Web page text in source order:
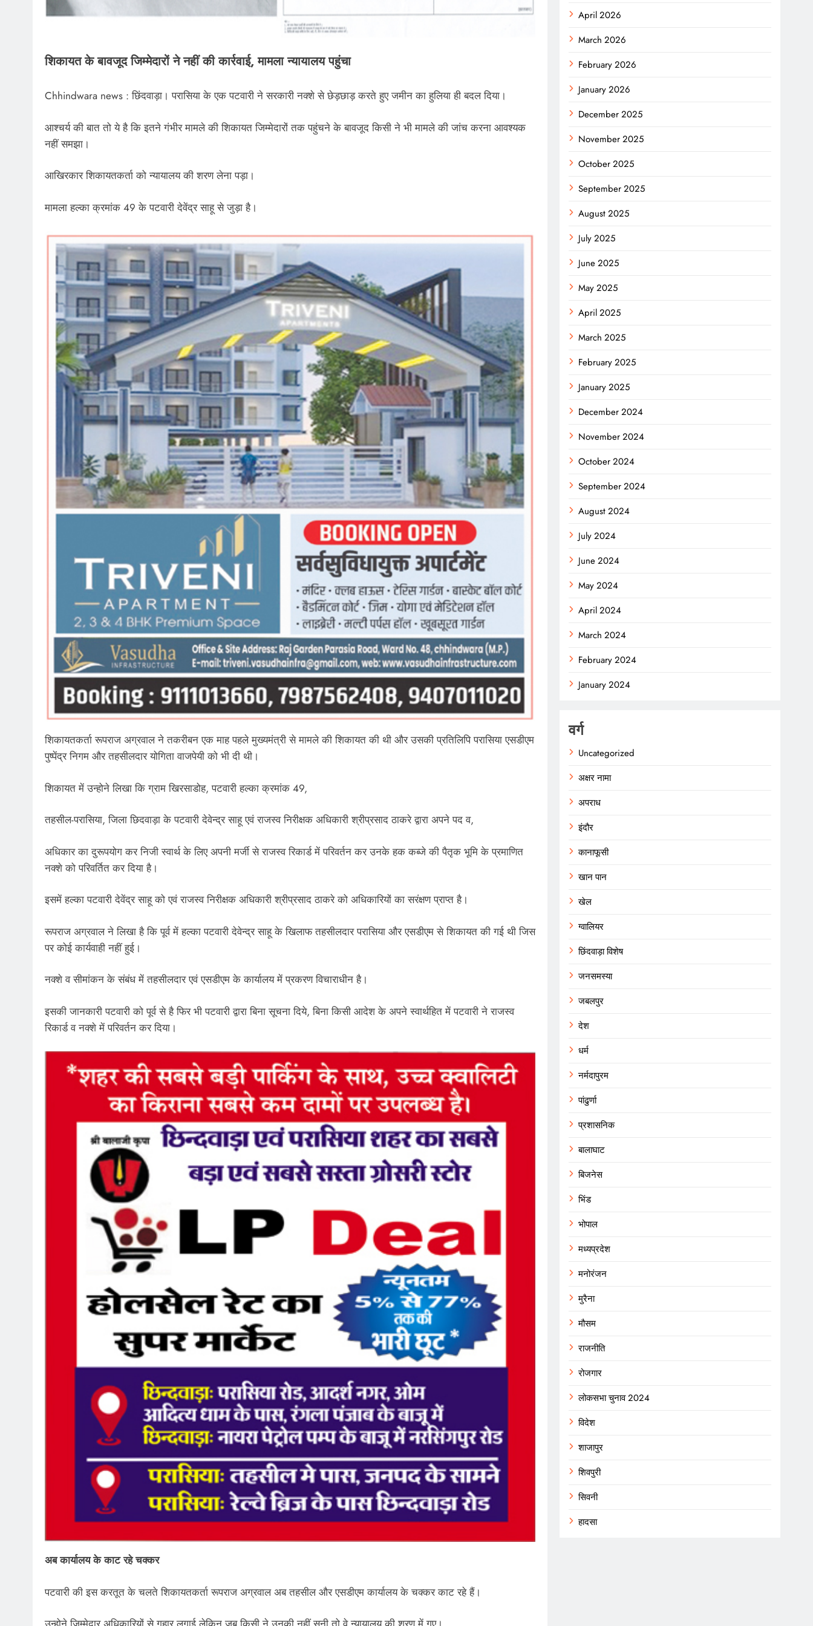
शिकायत के बावजूद जिम्मेदारों ने नहीं की कार्रवाई, मामला न्यायालय पहुंचा
Chhindwara news : छिंदवाड़ा। परासिया के एक पटवारी ने सरकारी नक्शे से छेड़छाड़ करते हुए जमीन का हुलिया ही बदल दिया।
आश्चर्य की बात तो ये है कि इतने गंभीर मामले की शिकायत जिम्मेदारों तक पहुंचने के बावजूद किसी ने भी मामले की जांच करना आवश्यक
नहीं समझा।
आखिरकार शिकायतकर्ता को न्यायालय की शरण लेना पड़ा।
मामला हल्का क्रमांक 49 के पटवारी देवेंद्र साहू से जुड़ा है।
शिकायतकर्ता रूपराज अग्रवाल ने तकरीबन एक माह पहले मुख्यमंत्री से मामले की शिकायत की थी और उसकी प्रतिलिपि परासिया एसडीएम
पुष्पेंद्र निगम और तहसीलदार योगिता वाजपेयी को भी दी थी।
शिकायत में उन्होने लिखा कि ग्राम खिरसाडोह, पटवारी हल्का क्रमांक 49,
तहसील-परासिया, जिला छिदवाड़ा के पटवारी देवेन्द्र साहू एवं राजस्व निरीक्षक अधिकारी श्रीप्रसाद ठाकरे द्वारा अपने पद व,
अधिकार का दुरूपयोग कर निजी स्वार्थ के लिए अपनी मर्जी से राजस्व रिकार्ड में परिवर्तन कर उनके हक कब्जे की पैतृक भूमि के प्रमाणित
नक्शे को परिवर्तित कर दिया है।
इसमें हल्का पटवारी देवेंद्र साहू को एवं राजस्व निरीक्षक अधिकारी श्रीप्रसाद ठाकरे को अधिकारियों का सरंक्षण प्राप्त है।
रूपराज अग्रवाल ने लिखा है कि पूर्व में हल्का पटवारी देवेन्द्र साहू के खिलाफ तहसीलदार परासिया और एसडीएम से शिकायत की गई थी जिस
पर कोई कार्यवाही नहीं हुई।
नक्शे व सीमांकन के संबंध में तहसीलदार एवं एसडीएम के कार्यालय में प्रकरण विचाराधीन है।
इसकी जानकारी पटवारी को पूर्व से है फिर भी पटवारी द्वारा बिना सूचना दिये, बिना किसी आदेश के अपने स्वार्थहित में पटवारी ने राजस्व
रिकार्ड व नक्शे में परिवर्तन कर दिया।
अब कार्यालय के काट रहे चक्कर
पटवारी की इस करतूत के चलते शिकायतकर्ता रूपराज अग्रवाल अब तहसील और एसडीएम कार्यालय के चक्कर काट रहे हैं।
April 2026
March 2026
February 2026
January 2026
December 2025
November 2025
October 2025
September 2025
August 2025
July 2025
June 2025
May 2025
April 2025
March 2025
February 2025
January 2025
December 2024
November 2024
October 2024
September 2024
August 2024
July 2024
June 2024
May 2024
April 2024
March 2024
February 2024
January 2024
वर्ग
Uncategorized
अक्षर नामा
अपराध
इंदौर
कानाफूसी
खान पान
खेल
ग्वालियर
छिंदवाड़ा विशेष
जनसमस्या
जबलपुर
देश
धर्म
नर्मदापुरम
पांढुर्णा
प्रशासनिक
बालाघाट
बिजनेस
भिंड
भोपाल
मध्यप्रदेश
मनोरंजन
मुरैना
मौसम
राजनीति
रोजगार
लोकसभा चुनाव 2024
विदेश
शाजापुर
शिवपुरी
सिवनी
हादसा